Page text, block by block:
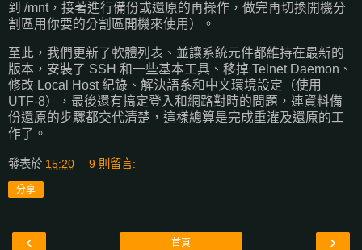
到 /mnt，接著進行備份或還原的再操作，做完再切換開機分
割區用你要的分割區開機來使用）。
至此，我們更新了軟體列表、並讓系統元件都維持在最新的
版本，安裝了 SSH 和一些基本工具、移掉 Telnet Daemon、
修改 Local Host 紀錄、解決語系和中文環境設定（使用
UTF-8），最後還有搞定登入和網路對時的問題，連資料備
份還原的步驟都交代清楚，這樣總算是完成重灌及還原的工
作了。
發表於 15:20 9 則留言:
分享
‹ ›
首頁